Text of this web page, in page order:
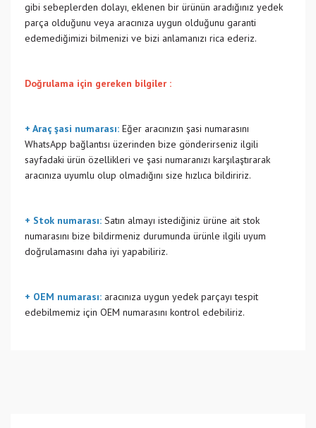
gibi sebeplerden dolayı, eklenen bir ürünün aradığınız yedek
parça olduğunu veya aracınıza uygun olduğunu garanti
edemediğimizi bilmenizi ve bizi anlamanızı rica ederiz.
Doğrulama için gereken bilgiler :
+ Araç şasi numarası: Eğer aracınızın şasi numarasını
WhatsApp bağlantısı üzerinden bize gönderirseniz ilgili
sayfadaki ürün özellikleri ve şasi numaranızı karşılaştırarak
aracınıza uyumlu olup olmadığını size hızlıca bildiririz.
+ Stok numarası: Satın almayı istediğiniz ürüne ait stok
numarasını bize bildirmeniz durumunda ürünle ilgili uyum
doğrulamasını daha iyi yapabiliriz.
+ OEM numarası: aracınıza uygun yedek parçayı tespit
edebilmemiz için OEM numarasını kontrol edebiliriz.